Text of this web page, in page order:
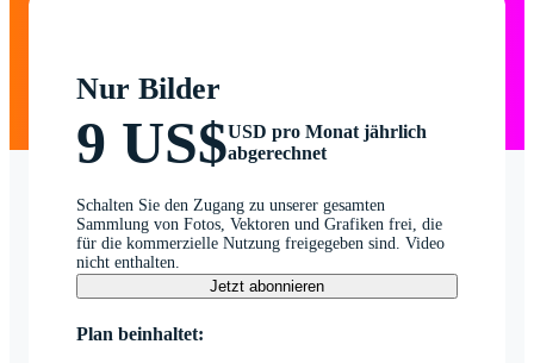
Nur Bilder
9 US$USD pro Monat jährlich
abgerechnet
Schalten Sie den Zugang zu unserer gesamten
Sammlung von Fotos, Vektoren und Grafiken frei, die
für die kommerzielle Nutzung freigegeben sind. Video
nicht enthalten.
Jetzt abonnieren
Plan beinhaltet: